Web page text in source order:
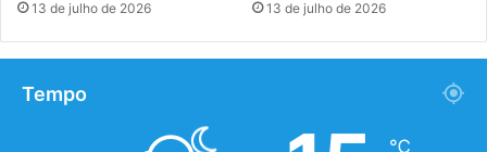
13 de julho de 2026 13 de julho de 2026
Tempo
℃